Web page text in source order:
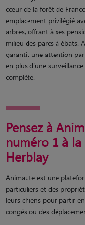
cœur de la forêt de
emplacement privilégié
arbres, offrant à ses
milieu des parcs à ébats.
garantit une attention
en plus d'une
complète.
Pensez à
numéro 1 à
Herblay
Animaute est une
particuliers et des
leurs chiens pour partir
congés ou des